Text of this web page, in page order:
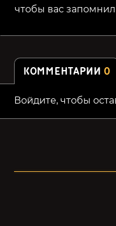
чтобы вас
КОММЕНТАРИИ 0
Войдите, чтобы